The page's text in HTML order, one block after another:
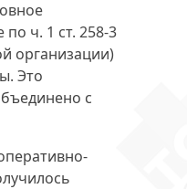
ч. 1 ст. 258-3
организации)
Это
с